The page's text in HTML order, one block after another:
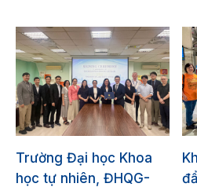
Trường Đại học Khoa
học tự nhiên, ĐHQG-